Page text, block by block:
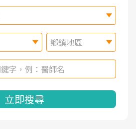
鄉鎮地區
立即搜尋